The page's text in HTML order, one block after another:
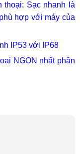
thoại: Sạc nhanh là
hợp với máy của
IP53 với IP68
NGON nhất phân